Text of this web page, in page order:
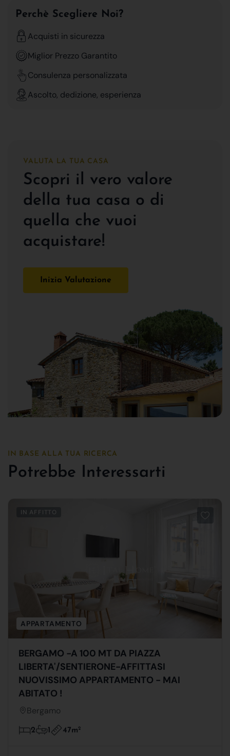
Perchè Scegliere Noi?
Acquisti in sicurezza
Miglior Prezzo Garantito
Consulenza personalizzata
Ascolto, dedizione, esperienza
VALUTA LA TUA CASA
Scopri il vero valore
della tua casa o di
quella che vuoi
acquistare!
Inizia Valutazione
IN BASE ALLA TUA RICERCA
Potrebbe Interessarti
IN AFFITTO
APPARTAMENTO
BERGAMO -A 100 MT DA PIAZZA
LIBERTA'/SENTIERONE-AFFITTASI
NUOVISSIMO APPARTAMENTO - MAI
ABITATO !
Bergamo
2 1 47m2